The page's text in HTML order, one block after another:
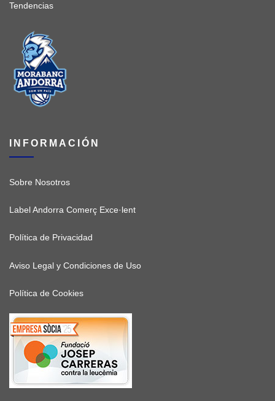
Tendencias
INFORMACIÓN
Sobre Nosotros
Label Andorra Comerç Exce·lent
Política de Privacidad
Aviso Legal y Condiciones de Uso
Política de Cookies